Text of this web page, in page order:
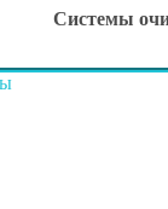
Системы